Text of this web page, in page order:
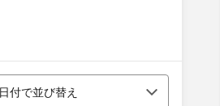
替え
日付で並び替え